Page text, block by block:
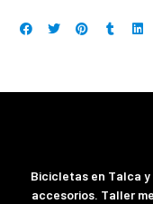
Bicicletas en Talca
accesorios. Taller